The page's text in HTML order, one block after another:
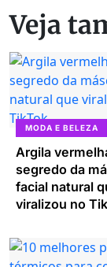
Veja
MODA E BELEZA
Argila
segredo da
facial natural
viralizou no